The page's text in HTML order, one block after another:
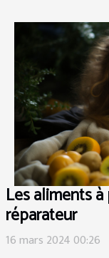
Les aliments
réparateur
16 mars 2024 00:26